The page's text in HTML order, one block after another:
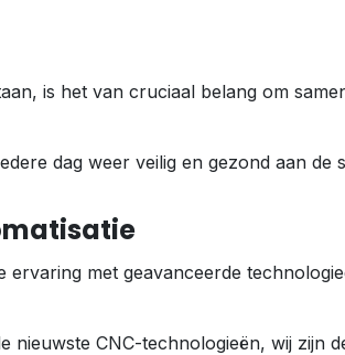
is het van cruciaal belang om
dag weer veilig en gezond aan de
ervaring met geavanceerde
CNC-technologieën, wij zijn